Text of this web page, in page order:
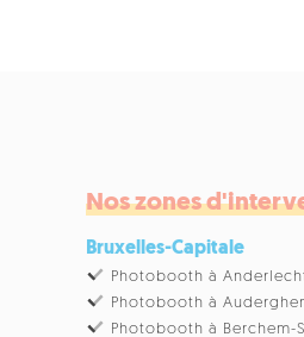
Nos zones
Bruxelles-Capitale
Photobooth à
Photobooth à
Photobooth à Berchem-